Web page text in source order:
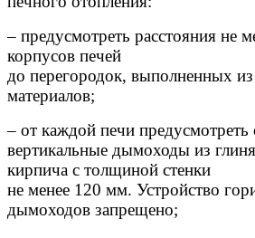
– предусмотреть расстояния не
корпусов печей
до перегородок, выполненных
материалов;
– от каждой печи предусмотреть
вертикальные дымоходы из
кирпича с толщиной стенки
не менее 120 мм. Устройство
дымоходов запрещено;